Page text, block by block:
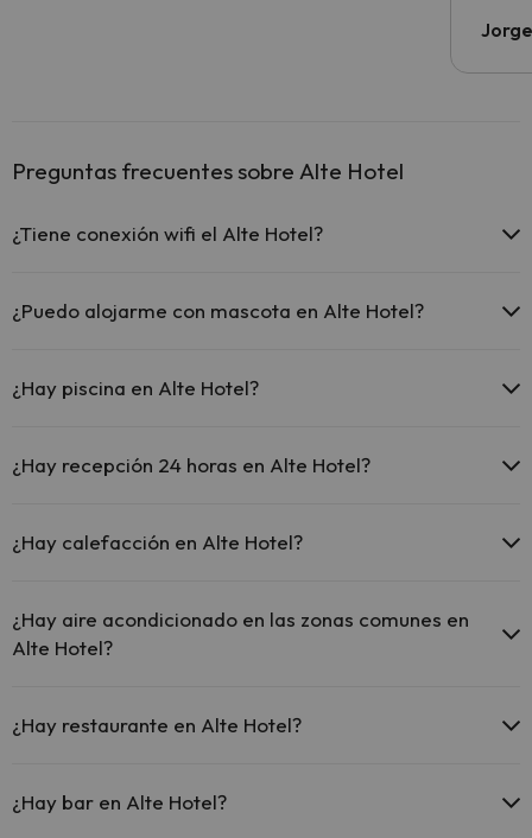
Preguntas frecuentes sobre Alte Hotel
¿Tiene conexión wifi el Alte Hotel?
El Alte Hotel ofrece Wi-Fi gratuito en zonas comunes.
¿Puedo alojarme con mascota en Alte Hotel?
¿Hay piscina en Alte Hotel?
tienes más info sobre la piscina y otras instalaciones.
¿Hay recepción 24 horas en Alte Hotel?
¿Hay calefacción en Alte Hotel?
¿Hay aire acondicionado en las zonas comunes en
Alte Hotel?
¿Hay restaurante en Alte Hotel?
¿Hay bar en Alte Hotel?